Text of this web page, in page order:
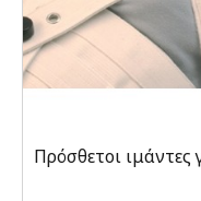
Πρόσθετοι ιμάντες